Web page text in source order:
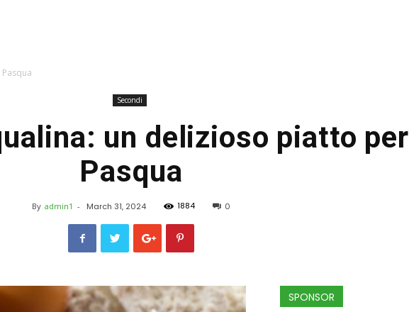
Profumi
Secondi
un delizioso piatto per
Pasqua
By admin1 - March 31, 2024 1884 0
SPONSOR